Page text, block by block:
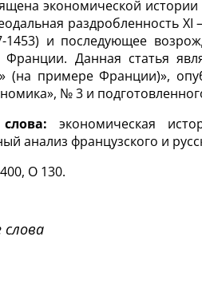
экономической
раздробленность XI
1453) и последующее
Данная статья
(на примере Франции)»,
№ 3 и
экономическая
анализ французского и
O 130.